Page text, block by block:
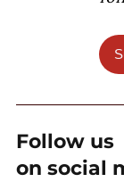
Follow us
on social